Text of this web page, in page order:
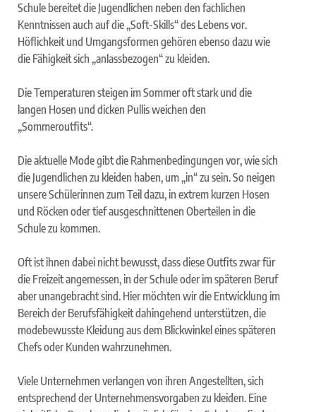
Schule bereitet die Jugendlichen neben den fachlichen
Kenntnissen auch auf die „Soft-Skills“ des Lebens vor.
Höflichkeit und Umgangsformen gehören ebenso dazu wie
die Fähigkeit sich „anlassbezogen“ zu kleiden.
Die Temperaturen steigen im Sommer oft stark und die
langen Hosen und dicken Pullis weichen den
„Sommeroutfits“.
Die aktuelle Mode gibt die Rahmenbedingungen vor, wie sich
die Jugendlichen zu kleiden haben, um „in“ zu sein. So neigen
unsere Schülerinnen zum Teil dazu, in extrem kurzen Hosen
und Röcken oder tief ausgeschnittenen Oberteilen in die
Schule zu kommen.
Oft ist ihnen dabei nicht bewusst, dass diese Outfits zwar für
die Freizeit angemessen, in der Schule oder im späteren Beruf
aber unangebracht sind. Hier möchten wir die Entwicklung im
Bereich der Berufsfähigkeit dahingehend unterstützen, die
modebewusste Kleidung aus dem Blickwinkel eines späteren
Chefs oder Kunden wahrzunehmen.
Viele Unternehmen verlangen von ihren Angestellten, sich
entsprechend der Unternehmensvorgaben zu kleiden. Eine